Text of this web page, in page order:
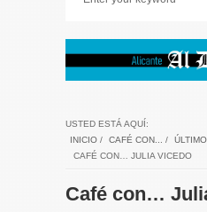
USTED ESTÁ AQUÍ:
INICIO / CAFÉ CON... /
CAFÉ CON… JULIA VICEDO
Café con…